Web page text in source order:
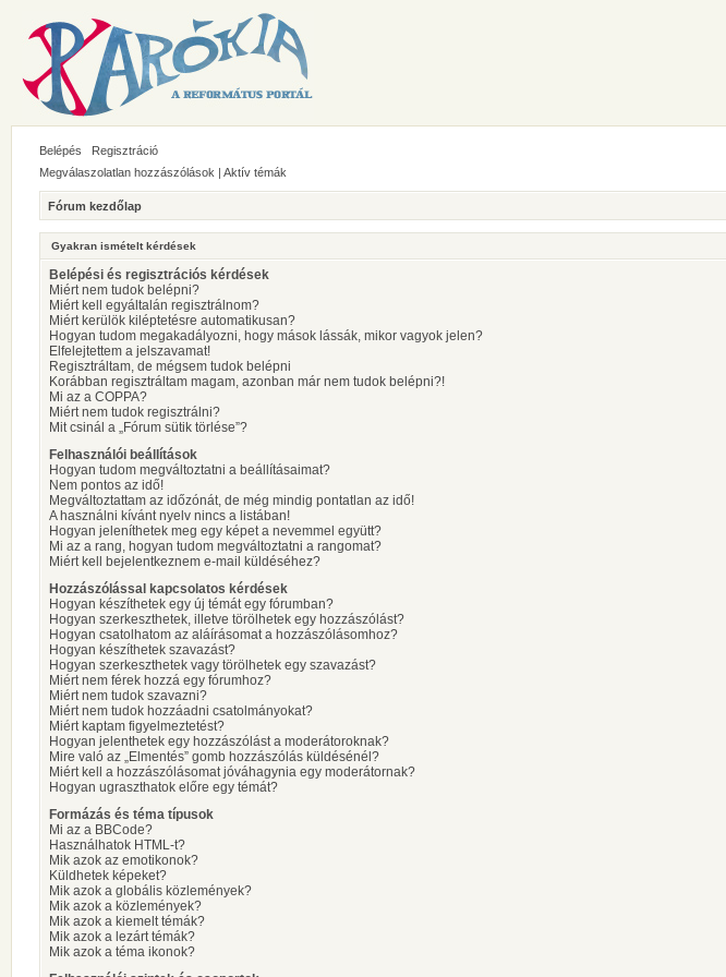
Belépés Regisztráció
Megválaszolatlan hozzászólások | Aktív témák
Fórum kezdőlap
Gyakran ismételt kérdések
Belépési és regisztrációs kérdések
Miért nem tudok belépni?
Miért kell egyáltalán regisztrálnom?
Miért kerülök kiléptetésre automatikusan?
Hogyan tudom megakadályozni, hogy mások lássák, mikor vagyok jelen?
Elfelejtettem a jelszavamat!
Regisztráltam, de mégsem tudok belépni
Korábban regisztráltam magam, azonban már nem tudok belépni?!
Mi az a COPPA?
Miért nem tudok regisztrálni?
Mit csinál a „Fórum sütik törlése”?
Felhasználói beállítások
Hogyan tudom megváltoztatni a beállításaimat?
Nem pontos az idő!
Megváltoztattam az időzónát, de még mindig pontatlan az idő!
A használni kívánt nyelv nincs a listában!
Hogyan jeleníthetek meg egy képet a nevemmel együtt?
Mi az a rang, hogyan tudom megváltoztatni a rangomat?
Miért kell bejelentkeznem e-mail küldéséhez?
Hozzászólással kapcsolatos kérdések
Hogyan készíthetek egy új témát egy fórumban?
Hogyan szerkeszthetek, illetve törölhetek egy hozzászólást?
Hogyan csatolhatom az aláírásomat a hozzászólásomhoz?
Hogyan készíthetek szavazást?
Hogyan szerkeszthetek vagy törölhetek egy szavazást?
Miért nem férek hozzá egy fórumhoz?
Miért nem tudok szavazni?
Miért nem tudok hozzáadni csatolmányokat?
Miért kaptam figyelmeztetést?
Hogyan jelenthetek egy hozzászólást a moderátoroknak?
Mire való az „Elmentés” gomb hozzászólás küldésénél?
Miért kell a hozzászólásomat jóváhagynia egy moderátornak?
Hogyan ugraszthatok előre egy témát?
Formázás és téma típusok
Mi az a BBCode?
Használhatok HTML-t?
Mik azok az emotikonok?
Küldhetek képeket?
Mik azok a globális közlemények?
Mik azok a közlemények?
Mik azok a kiemelt témák?
Mik azok a lezárt témák?
Mik azok a téma ikonok?